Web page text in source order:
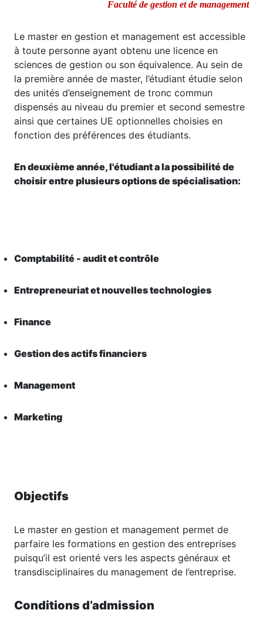
Faculté de gestion et de management
Le master en gestion et management est accessible
à toute personne ayant obtenu une licence en
sciences de gestion ou son équivalence. Au sein de
la première année de master, l’étudiant étudie selon
des unités d’enseignement de tronc commun
dispensés au niveau du premier et second semestre
ainsi que certaines UE optionnelles choisies en
fonction des préférences des étudiants.
En deuxième année, l'étudiant a la possibilité de
choisir entre plusieurs options de spécialisation:
Comptabilité - audit et contrôle
Entrepreneuriat et nouvelles technologies
Finance
Gestion des actifs financiers
Management
Marketing
Objectifs
Le master en gestion et management permet de
parfaire les formations en gestion des entreprises
puisqu’il est orienté vers les aspects généraux et
transdisciplinaires du management de l’entreprise.
Conditions d’admission